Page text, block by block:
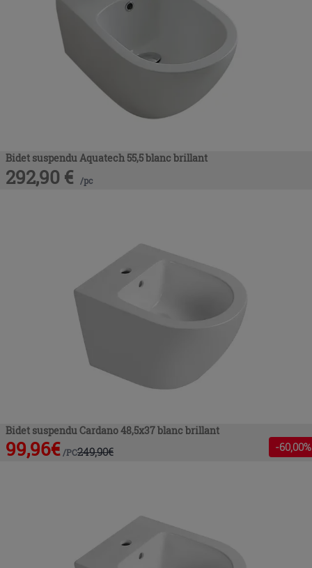
Bidet suspendu Aquatech 55,5 blanc brillant
292,90 € /pc
Bidet suspendu Cardano 48,5x37 blanc brillant
99,96€ /PC249,90€ -60,00%